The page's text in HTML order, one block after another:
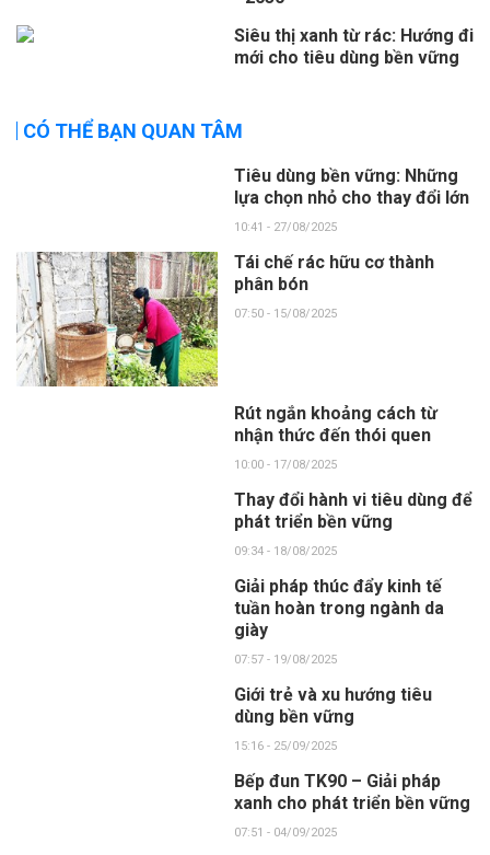
Siêu thị xanh từ rác: Hướng đi
mới cho tiêu dùng bền vững
CÓ THỂ BẠN QUAN TÂM
Tiêu dùng bền vững: Những
lựa chọn nhỏ cho thay đổi lớn
10:41 - 27/08/2025
Tái chế rác hữu cơ thành
phân bón
07:50 - 15/08/2025
Rút ngắn khoảng cách từ
nhận thức đến thói quen
10:00 - 17/08/2025
Thay đổi hành vi tiêu dùng để
phát triển bền vững
09:34 - 18/08/2025
Giải pháp thúc đẩy kinh tế
tuần hoàn trong ngành da
giày
07:57 - 19/08/2025
Giới trẻ và xu hướng tiêu
dùng bền vững
15:16 - 25/09/2025
Bếp đun TK90 – Giải pháp
xanh cho phát triển bền vững
07:51 - 04/09/2025